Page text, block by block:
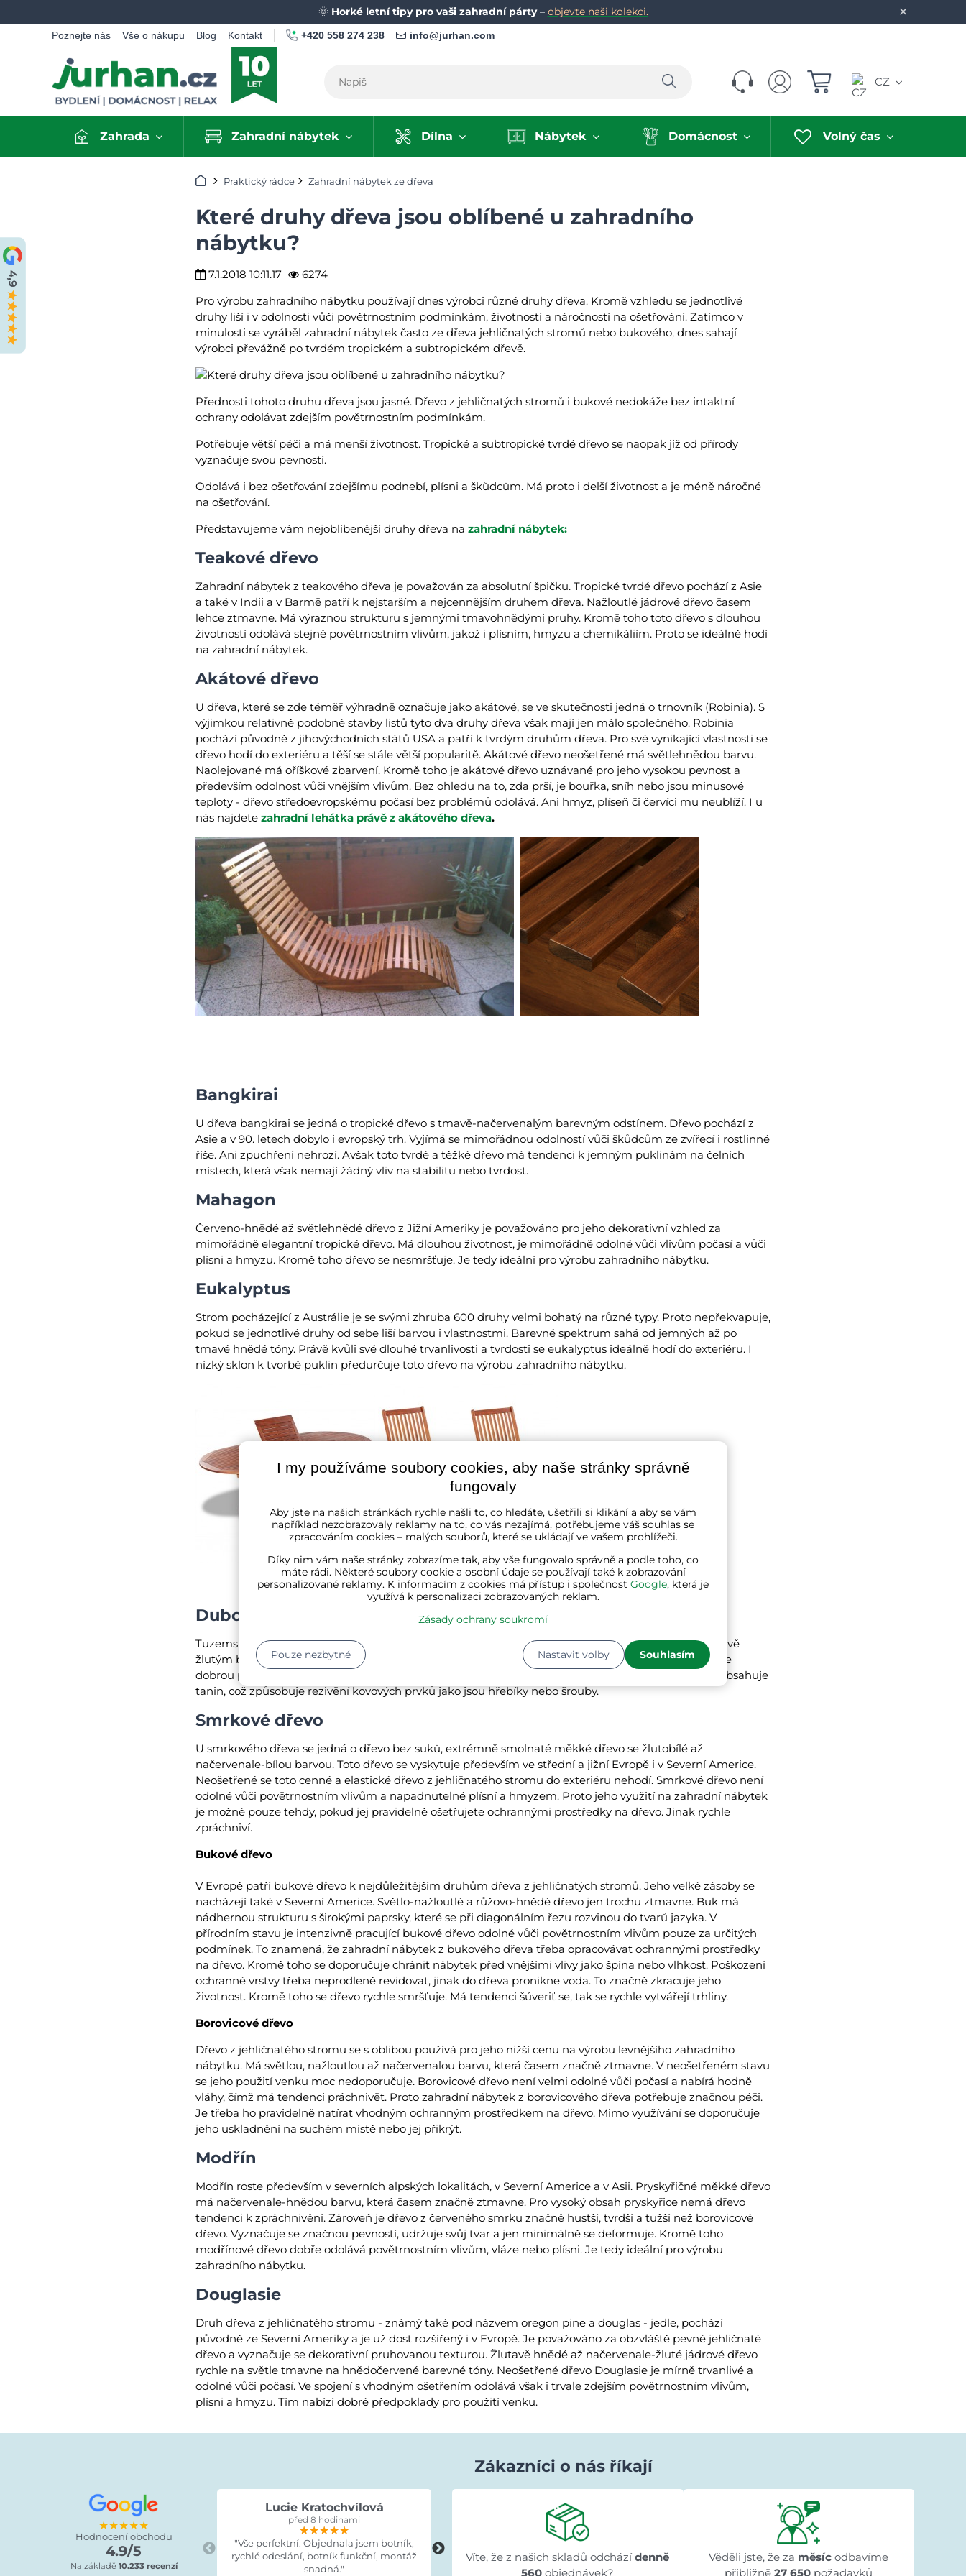
✕
🌞 Horké letní tipy pro vaši zahradní párty– objevte naši kolekci.
Poznejte nás Vše o nákupu Blog Kontakt +420 558 274 238 info@jurhan.com
Hledat CZ
Zahrada Zahradní nábytek Dílna Nábytek Domácnost Volný čas
Úvod Praktický rádce Zahradní nábytek ze dřeva
Které druhy dřeva jsou oblíbené u zahradního
nábytku?
7.1.2018 10:11.17
6274
Pro výrobu zahradního nábytku používají dnes výrobci různé druhy dřeva. Kromě vzhledu se jednotlivé
druhy liší i v odolnosti vůči povětrnostním podmínkám, životností a náročností na ošetřování. Zatímco v
minulosti se vyráběl zahradní nábytek často ze dřeva jehličnatých stromů nebo bukového, dnes sahají
výrobci převážně po tvrdém tropickém a subtropickém dřevě.
Přednosti tohoto druhu dřeva jsou jasné. Dřevo z jehličnatých stromů i bukové nedokáže bez intaktní
ochrany odolávat zdejším povětrnostním podmínkám.
Potřebuje větší péči a má menší životnost. Tropické a subtropické tvrdé dřevo se naopak již od přírody
vyznačuje svou pevností.
Odolává i bez ošetřování zdejšímu podnebí, plísni a škůdcům. Má proto i delší životnost a je méně náročné
na ošetřování.
Představujeme vám nejoblíbenější druhy dřeva na zahradní nábytek:
Teakové dřevo
Zahradní nábytek z teakového dřeva je považován za absolutní špičku. Tropické tvrdé dřevo pochází z Asie
a také v Indii a v Barmě patří k nejstarším a nejcennějším druhem dřeva. Nažloutlé jádrové dřevo časem
lehce ztmavne. Má výraznou strukturu s jemnými tmavohnědými pruhy. Kromě toho toto dřevo s dlouhou
životností odolává stejně povětrnostním vlivům, jakož i plísním, hmyzu a chemikáliím. Proto se ideálně hodí
na zahradní nábytek.
Akátové dřevo
U dřeva, které se zde téměř výhradně označuje jako akátové, se ve skutečnosti jedná o trnovník (Robinia). S
výjimkou relativně podobné stavby listů tyto dva druhy dřeva však mají jen málo společného. Robinia
pochází původně z jihovýchodních států USA a patří k tvrdým druhům dřeva. Pro své vynikající vlastnosti se
dřevo hodí do exteriéru a těší se stále větší popularitě. Akátové dřevo neošetřené má světlehnědou barvu.
Naolejované má oříškové zbarvení. Kromě toho je akátové dřevo uznávané pro jeho vysokou pevnost a
především odolnost vůči vnějším vlivům. Bez ohledu na to, zda prší, je bouřka, sníh nebo jsou minusové
teploty - dřevo středoevropskému počasí bez problémů odolává. Ani hmyz, plíseň či červíci mu neublíží. I u
nás najdete zahradní lehátka právě z akátového dřeva.
Bangkirai
U dřeva bangkirai se jedná o tropické dřevo s tmavě-načervenalým barevným odstínem. Dřevo pochází z
Asie a v 90. letech dobylo i evropský trh. Vyjímá se mimořádnou odolností vůči škůdcům ze zvířecí i rostlinné
říše. Ani zpuchření nehrozí. Avšak toto tvrdé a těžké dřevo má tendenci k jemným puklinám na čelních
místech, která však nemají žádný vliv na stabilitu nebo tvrdost.
Mahagon
Červeno-hnědé až světlehnědé dřevo z Jižní Ameriky je považováno pro jeho dekorativní vzhled za
mimořádně elegantní tropické dřevo. Má dlouhou životnost, je mimořádně odolné vůči vlivům počasí a vůči
plísni a hmyzu. Kromě toho dřevo se nesmršťuje. Je tedy ideální pro výrobu zahradního nábytku.
Eukalyptus
Strom pocházející z Austrálie je se svými zhruba 600 druhy velmi bohatý na různé typy. Proto nepřekvapuje,
pokud se jednotlivé druhy od sebe liší barvou i vlastnostmi. Barevné spektrum sahá od jemných až po
tmavé hnědé tóny. Právě kvůli své dlouhé trvanlivosti a tvrdosti se eukalyptus ideálně hodí do exteriéru. I
nízký sklon k tvorbě puklin předurčuje toto dřevo na výrobu zahradního nábytku.
Dubové dřevo
Tuzemské tvrdé dřevo je známé pro výraznou a rovnoměrnou kresbu. Společně s béžovým až medově
žlutým barevným tónem dodává nábytku rustikální šarm. Dokonce i v přírodní podobě dub vykazuje
dobrou pevnost. Je odolné vůči povětrnostním vlivům a má dlouhou životnost. Dubové dřevo však obsahuje
tanin, což způsobuje rezivění kovových prvků jako jsou hřebíky nebo šrouby.
Smrkové dřevo
U smrkového dřeva se jedná o dřevo bez suků, extrémně smolnaté měkké dřevo se žlutobílé až
načervenale-bílou barvou. Toto dřevo se vyskytuje především ve střední a jižní Evropě i v Severní Americe.
Neošetřené se toto cenné a elastické dřevo z jehličnatého stromu do exteriéru nehodí. Smrkové dřevo není
odolné vůči povětrnostním vlivům a napadnutelné plísní a hmyzem. Proto jeho využití na zahradní nábytek
je možné pouze tehdy, pokud jej pravidelně ošetřujete ochrannými prostředky na dřevo. Jinak rychle
zpráchniví.
Bukové dřevo
V Evropě patří bukové dřevo k nejdůležitějším druhům dřeva z jehličnatých stromů. Jeho velké zásoby se
nacházejí také v Severní Americe. Světlo-nažloutlé a růžovo-hnědé dřevo jen trochu ztmavne. Buk má
nádhernou strukturu s širokými paprsky, které se při diagonálním řezu rozvinou do tvarů jazyka. V
přírodním stavu je intenzivně pracující bukové dřevo odolné vůči povětrnostním vlivům pouze za určitých
podmínek. To znamená, že zahradní nábytek z bukového dřeva třeba opracovávat ochrannými prostředky
na dřevo. Kromě toho se doporučuje chránit nábytek před vnějšími vlivy jako špína nebo vlhkost. Poškození
ochranné vrstvy třeba neprodleně revidovat, jinak do dřeva pronikne voda. To značně zkracuje jeho
životnost. Kromě toho se dřevo rychle smršťuje. Má tendenci šúveriť se, tak se rychle vytvářejí trhliny.
Borovicové dřevo
Dřevo z jehličnatého stromu se s oblibou používá pro jeho nižší cenu na výrobu levnějšího zahradního
nábytku. Má světlou, nažloutlou až načervenalou barvu, která časem značně ztmavne. V neošetřeném stavu
se jeho použití venku moc nedoporučuje. Borovicové dřevo není velmi odolné vůči počasí a nabírá hodně
vláhy, čímž má tendenci práchnivět. Proto zahradní nábytek z borovicového dřeva potřebuje značnou péči.
Je třeba ho pravidelně natírat vhodným ochranným prostředkem na dřevo. Mimo využívání se doporučuje
jeho uskladnění na suchém místě nebo jej přikrýt.
Modřín
Modřín roste především v severních alpských lokalitách, v Severní Americe a v Asii. Pryskyřičné měkké dřevo
má načervenale-hnědou barvu, která časem značně ztmavne. Pro vysoký obsah pryskyřice nemá dřevo
tendenci k zpráchnivění. Zároveň je dřevo z červeného smrku značně hustší, tvrdší a tužší než borovicové
dřevo. Vyznačuje se značnou pevností, udržuje svůj tvar a jen minimálně se deformuje. Kromě toho
modřínové dřevo dobře odolává povětrnostním vlivům, vláze nebo plísni. Je tedy ideální pro výrobu
zahradního nábytku.
Douglasie
Druh dřeva z jehličnatého stromu - známý také pod názvem oregon pine a douglas - jedle, pochází
původně ze Severní Ameriky a je už dost rozšířený i v Evropě. Je považováno za obzvláště pevné jehličnaté
dřevo a vyznačuje se dekorativní pruhovanou texturou. Žlutavě hnědé až načervenale-žluté jádrové dřevo
rychle na světle tmavne na hnědočervené barevné tóny. Neošetřené dřevo Douglasie je mírně trvanlivé a
odolné vůči počasí. Ve spojení s vhodným ošetřením odolává však i trvale zdejším povětrnostním vlivům,
plísni a hmyzu. Tím nabízí dobré předpoklady pro použití venku.
★★★★★
Hodnocení obchodu
4.9/5
Na základě 10.233 recenzí
Zákazníci o nás říkají
Lucie Kratochvílová
před 8 hodinami
★★★★★
★★★★★
★★★★★
"Vše perfektní. Objednala jsem botník,
rychlé odeslání, botník funkční, montáž
snadná."
Evka Hýlová
před 15 hodinami
★★★★★
★★★★★
★★★★★
"Rychlé,v pořádku."
Ivana Ježková
před 1 dnem
★★★★★
★★★★★
★★★★★
"Přehlednost stránek a rychlé dodání."
Víte, že z našich skladů odcházídenně
560 objednávek?
Věděli jste, že za měsíc odbavíme
přibližně27 650 požadavků
I my používáme soubory cookies, aby naše stránky správně
fungovaly
Aby jste na našich stránkách rychle našli to, co hledáte, ušetřili si klikání a aby se vám
například nezobrazovaly reklamy na to, co vás nezajímá, potřebujeme váš souhlas se
zpracováním cookies – malých souborů, které se ukládají ve vašem prohlížeči.
Díky nim vám naše stránky zobrazíme tak, aby vše fungovalo správně a podle toho, co
máte rádi. Některé soubory cookie a osobní údaje se používají také k zobrazování
personalizované reklamy. K informacím z cookies má přístup i společnost Google, která je
využívá k personalizaci zobrazovaných reklam.
Zásady ochrany soukromí
Nastavit volby Souhlasím
Pouze nezbytné